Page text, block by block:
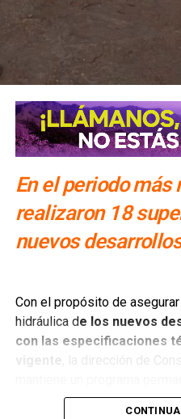
En el periodo más
realizaron 18
nuevos
Con el propósito de
hidráulica de los nuevos
con las especificaciones
vigente
, la dirección de
fraccionamientos y